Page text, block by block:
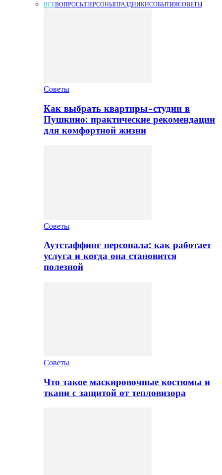
ВСЕВОПРОСЫПЕРСОНЫПРАЗДНИКИСОБЫТИЯСОВЕТЫ
Советы
Как выбрать квартиры-студии в
Пушкино: практические рекомендации
для комфортной жизни
Советы
Аутстаффинг персонала: как работает
услуга и когда она становится
полезной
Советы
Что такое маскировочные костюмы и
ткани с защитой от тепловизора